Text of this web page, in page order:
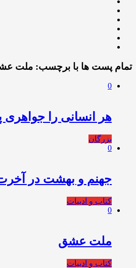
تمام پست ها با برچسب: ملت
0
هر انسانی را جواهری
بزرگان
0
جهنم و بهشت در
کتاب و ادبیات
0
ملت عشق
کتاب و ادبیات